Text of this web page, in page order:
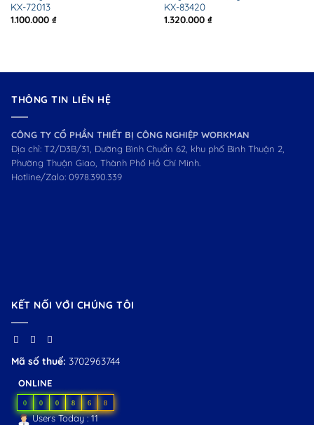
KX-72013
1.100.000 ₫
KX-83420
1.320.000 ₫
THÔNG TIN LIÊN HỆ
CÔNG TY CỔ PHẦN THIẾT BỊ CÔNG NGHIỆP WORKMAN
Địa chỉ: T2/D3B/31, Đường Bình Chuẩn 62, khu phố Bình Thuận 2,
Phường Thuận Giao, Thành Phố Hồ Chí Minh.
Hotline/Zalo: 0978.390.339
KẾT NỐI VỚI CHÚNG TÔI
Mã số thuế: 3702963744
ONLINE
0 0 0 8 6 8
Users Today : 11